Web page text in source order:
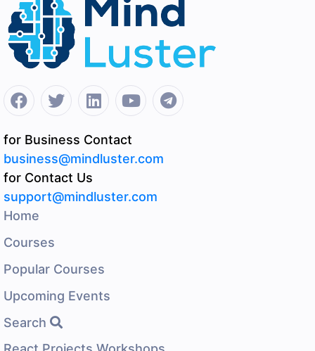
for Business Contact
business@mindluster.com
for Contact Us
support@mindluster.com
Home
Courses
Popular Courses
Upcoming Events
Search